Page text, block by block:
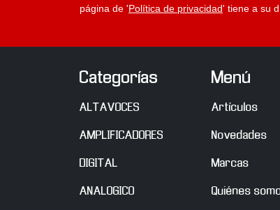
página de 'Política de privacidad' tiene a su
Categorías
ALTAVOCES
AMPLIFICADORES
DIGITAL
ANALOGICO
Menú
Artículos
Novedades
Marcas
Quiénes